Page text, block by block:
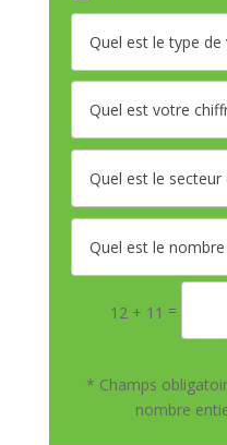
12 + 11 =
* Champs
nombre